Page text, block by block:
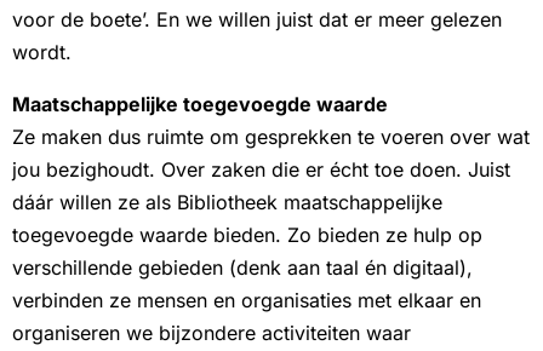
voor de boete’. En we willen juist dat er meer gelezen
wordt.
Maatschappelijke toegevoegde waarde
Ze maken dus ruimte om gesprekken te voeren over wat
jou bezighoudt. Over zaken die er écht toe doen. Juist
dáár willen ze als Bibliotheek maatschappelijke
toegevoegde waarde bieden. Zo bieden ze hulp op
verschillende gebieden (denk aan taal én digitaal),
verbinden ze mensen en organisaties met elkaar en
organiseren we bijzondere activiteiten waar